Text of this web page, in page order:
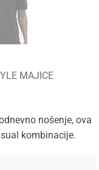
MAJICE
nošenje, ova
kombinacije.